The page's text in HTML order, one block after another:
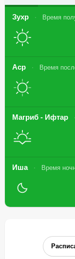
Зухр Время
Аср Время
Магриб - Ифтар
Иша Время